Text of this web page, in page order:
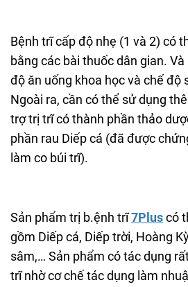
Bệnh trĩ cấp độ nhẹ (1 và 2) có
bằng các bài thuốc dân gian.
độ ăn uống khoa học và chế độ
Ngoài ra, cần có thể sử dụng
trợ trị trĩ có thành phần thảo
phần rau Diếp cá (đã được
làm co búi trĩ).
Sản phẩm trị b.ệnh trĩ7Pluscó
gồm Diếp cá, Diếp trời, Hoàng
sâm,… Sản phẩm có tác dụng
trĩ nhờ cơ chế tác dụng làm